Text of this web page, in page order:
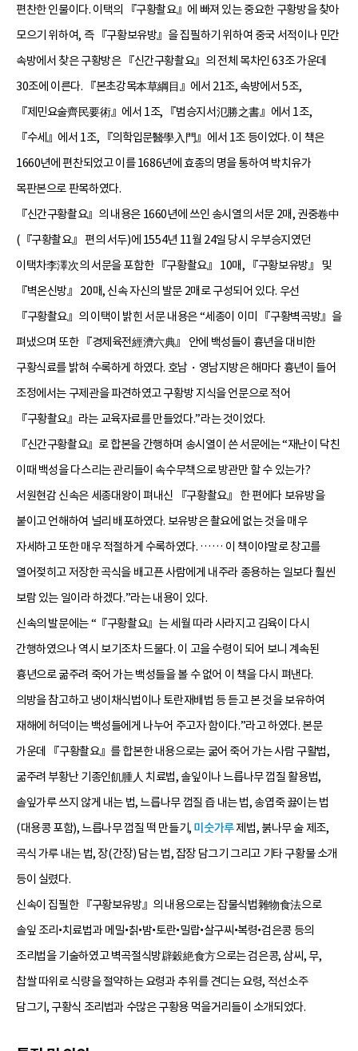
편찬한 인물이다. 이택의 『구황촬요』에 빠져 있는 중요한 구황방을 찾아
모으기 위하여, 즉 『구황보유방』을 집필하기 위하여 중국 서적이나 민간
속방에서 찾은 구황방은 『신간구황촬요』의 전체 목차인 63조 가운데
30조에 이른다. 『본초강목本草綱目』에서 21조, 속방에서 5조,
『제민요술齊民要術』에서 1조, 『범승지서氾勝之書』에서 1조,
『수세』에서 1조, 『의학입문醫學入門』에서 1조 등이었다. 이 책은
1660년에 편찬되었고 이를 1686년에 효종의 명을 통하여 박치유가
목판본으로 판목하였다.
『신간구황촬요』의 내용은 1660년에 쓰인 송시열의 서문 2매, 권중卷中
(『구황촬요』 편의 서두)에 1554년 11월 24일 당시 우부승지였던
이택차李澤次의 서문을 포함한 『구황촬요』 10매, 『구황보유방』 및
『벽온신방』 20매, 신속 자신의 발문 2매로 구성되어 있다. 우선
『구황촬요』의 이택이 밝힌 서문 내용은 “세종이 이미 『구황벽곡방』을
펴냈으며 또한 『경제육전經濟六典』 안에 백성들이 흉년을 대비한
구황식료를 밝혀 수록하게 하였다. 호남・영남지방은 해마다 흉년이 들어
조정에서는 구제관을 파견하였고 구황방 지식을 언문으로 적어
『구황촬요』라는 교육자료를 만들었다.”라는 것이었다.
『신간구황촬요』로 합본을 간행하며 송시열이 쓴 서문에는 “재난이 닥친
이때 백성을 다스리는 관리들이 속수무책으로 방관만 할 수 있는가?
서원현감 신속은 세종대왕이 펴내신 『구황촬요』 한 편에다 보유방을
붙이고 언해하여 널리 배포하였다. 보유방은 촬요에 없는 것을 매우
자세하고 또한 매우 적절하게 수록하였다. …… 이 책이야말로 창고를
열어젖히고 저장한 곡식을 배고픈 사람에게 내주라 종용하는 일보다 훨씬
보람 있는 일이라 하겠다.”라는 내용이 있다.
신속의 발문에는 “『구황촬요』는 세월 따라 사라지고 김육이 다시
간행하였으나 역시 보기조차 드물다. 이 고을 수령이 되어 보니 계속된
흉년으로 굶주려 죽어 가는 백성들을 볼 수 없어 이 책을 다시 펴낸다.
의방을 참고하고 냉이채식법이나 토란재배법 등 듣고 본 것을 보유하여
재해에 허덕이는 백성들에게 나누어 주고자 함이다.”라고 하였다. 본문
가운데 『구황촬요』를 합본한 내용으로는 굶어 죽어 가는 사람 구활법,
굶주려 부황난 기종인飢腫人 치료법, 솔잎이나 느릅나무 껍질 활용법,
솔잎가루 쓰지 않게 내는 법, 느릅나무 껍질 즙 내는 법, 송엽죽 끓이는 법
(대용콩 포함), 느릅나무 껍질 떡 만들기, 미숫가루제법, 붉나무 술 제조,
곡식 가루 내는 법, 장(간장) 담는 법, 잡장 담그기 그리고 기타 구황물 소개
등이 실렸다.
신속이 집필한 『구황보유방』의 내용으로는 잡물식법雜物食法으로
솔잎 조리•치료법과 메밀•칡•밤•토란•밀랍•살구씨•복령•검은콩 등의
조리법을 기술하였고 벽곡절식방辟穀絶食方으로는 검은콩, 삼씨, 무,
찹쌀 따위로 식량을 절약하는 요령과 추위를 견디는 요령, 적선소주
담그기, 구황식 조리법과 수많은 구황용 먹을거리들이 소개되었다.